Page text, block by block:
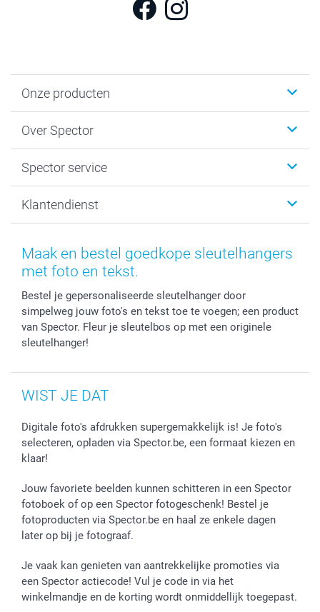
Onze producten
Kaartjes
Fotoboeken
Fotoprints, Fotoposter & Fotoalbum met fotoprints
Fotokaders, Decoratie en Snoepjes
Smartphone cases
Over Spector
Sitemap
Privacybeleid
Spector service
smartbonus
Mijn orderstatus
Klantendienst
Maak en bestel goedkope sleutelhangers
met foto en tekst.
Bestel je gepersonaliseerde sleutelhanger door
simpelweg jouw foto's en tekst toe te voegen; een product
van Spector. Fleur je sleutelbos op met een originele
sleutelhanger!
WIST JE DAT
Digitale foto's afdrukken supergemakkelijk is! Je foto's
selecteren, opladen via Spector.be, een formaat kiezen en
klaar!
Jouw favoriete beelden kunnen schitteren in een Spector
fotoboek of op een Spector fotogeschenk! Bestel je
fotoproducten via Spector.be en haal ze enkele dagen
later op bij je fotograaf.
Je vaak kan genieten van aantrekkelijke promoties via
een Spector actiecode! Vul je code in via het
winkelmandje en de korting wordt onmiddellijk toegepast.